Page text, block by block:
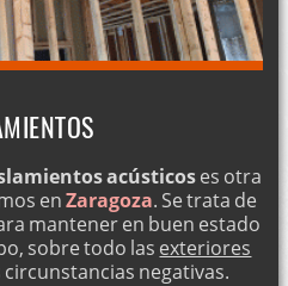
acústicoses otra
enZaragoza. Se trata de
mantener en buen estado
sobre todo las exteriores
negativas.